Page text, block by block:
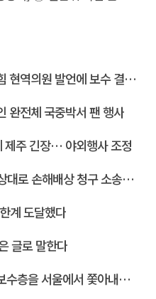
발언에 보수 결집 목소리 고조
완전체 국중박서 팬 행사
제주 긴장… 야외행사 조정
로 손해배상 청구 소송한다
계 도달했다
글로 말한다
서울에서 쫓아내려는 계획